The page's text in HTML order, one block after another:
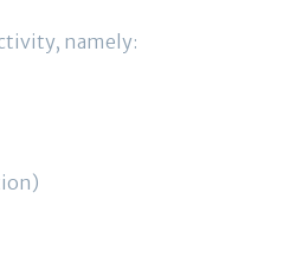
namely: